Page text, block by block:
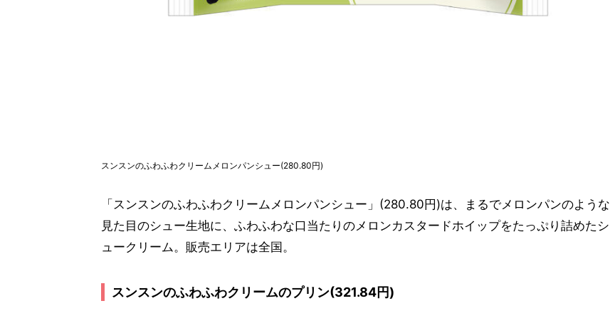
スンスンのふわふわクリームメロンパンシュー(280.80円)
「スンスンのふわふわクリームメロンパンシュー」(280.80円)は、まるでメロンパンのような
見た目のシュー生地に、ふわふわな口当たりのメロンカスタードホイップをたっぷり詰めたシ
ュークリーム。販売エリアは全国。
スンスンのふわふわクリームのプリン(321.84円)